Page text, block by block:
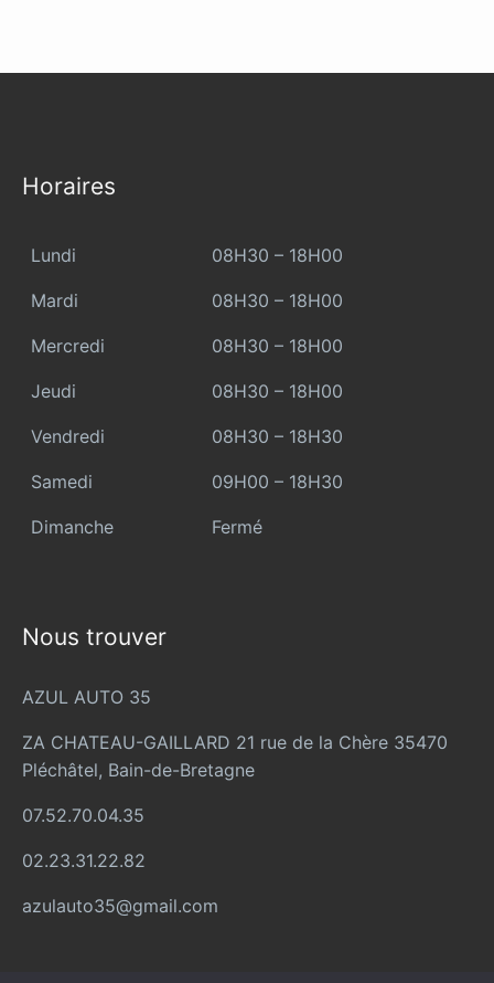
Horaires
Lundi 08H30 – 18H00
Mardi 08H30 – 18H00
Mercredi 08H30 – 18H00
Jeudi 08H30 – 18H00
Vendredi 08H30 – 18H30
Samedi 09H00 – 18H30
Dimanche Fermé
Nous trouver
AZUL AUTO 35
ZA CHATEAU-GAILLARD 21 rue de la Chère 35470
Pléchâtel, Bain-de-Bretagne
07.52.70.04.35
02.23.31.22.82
azulauto35@gmail.com